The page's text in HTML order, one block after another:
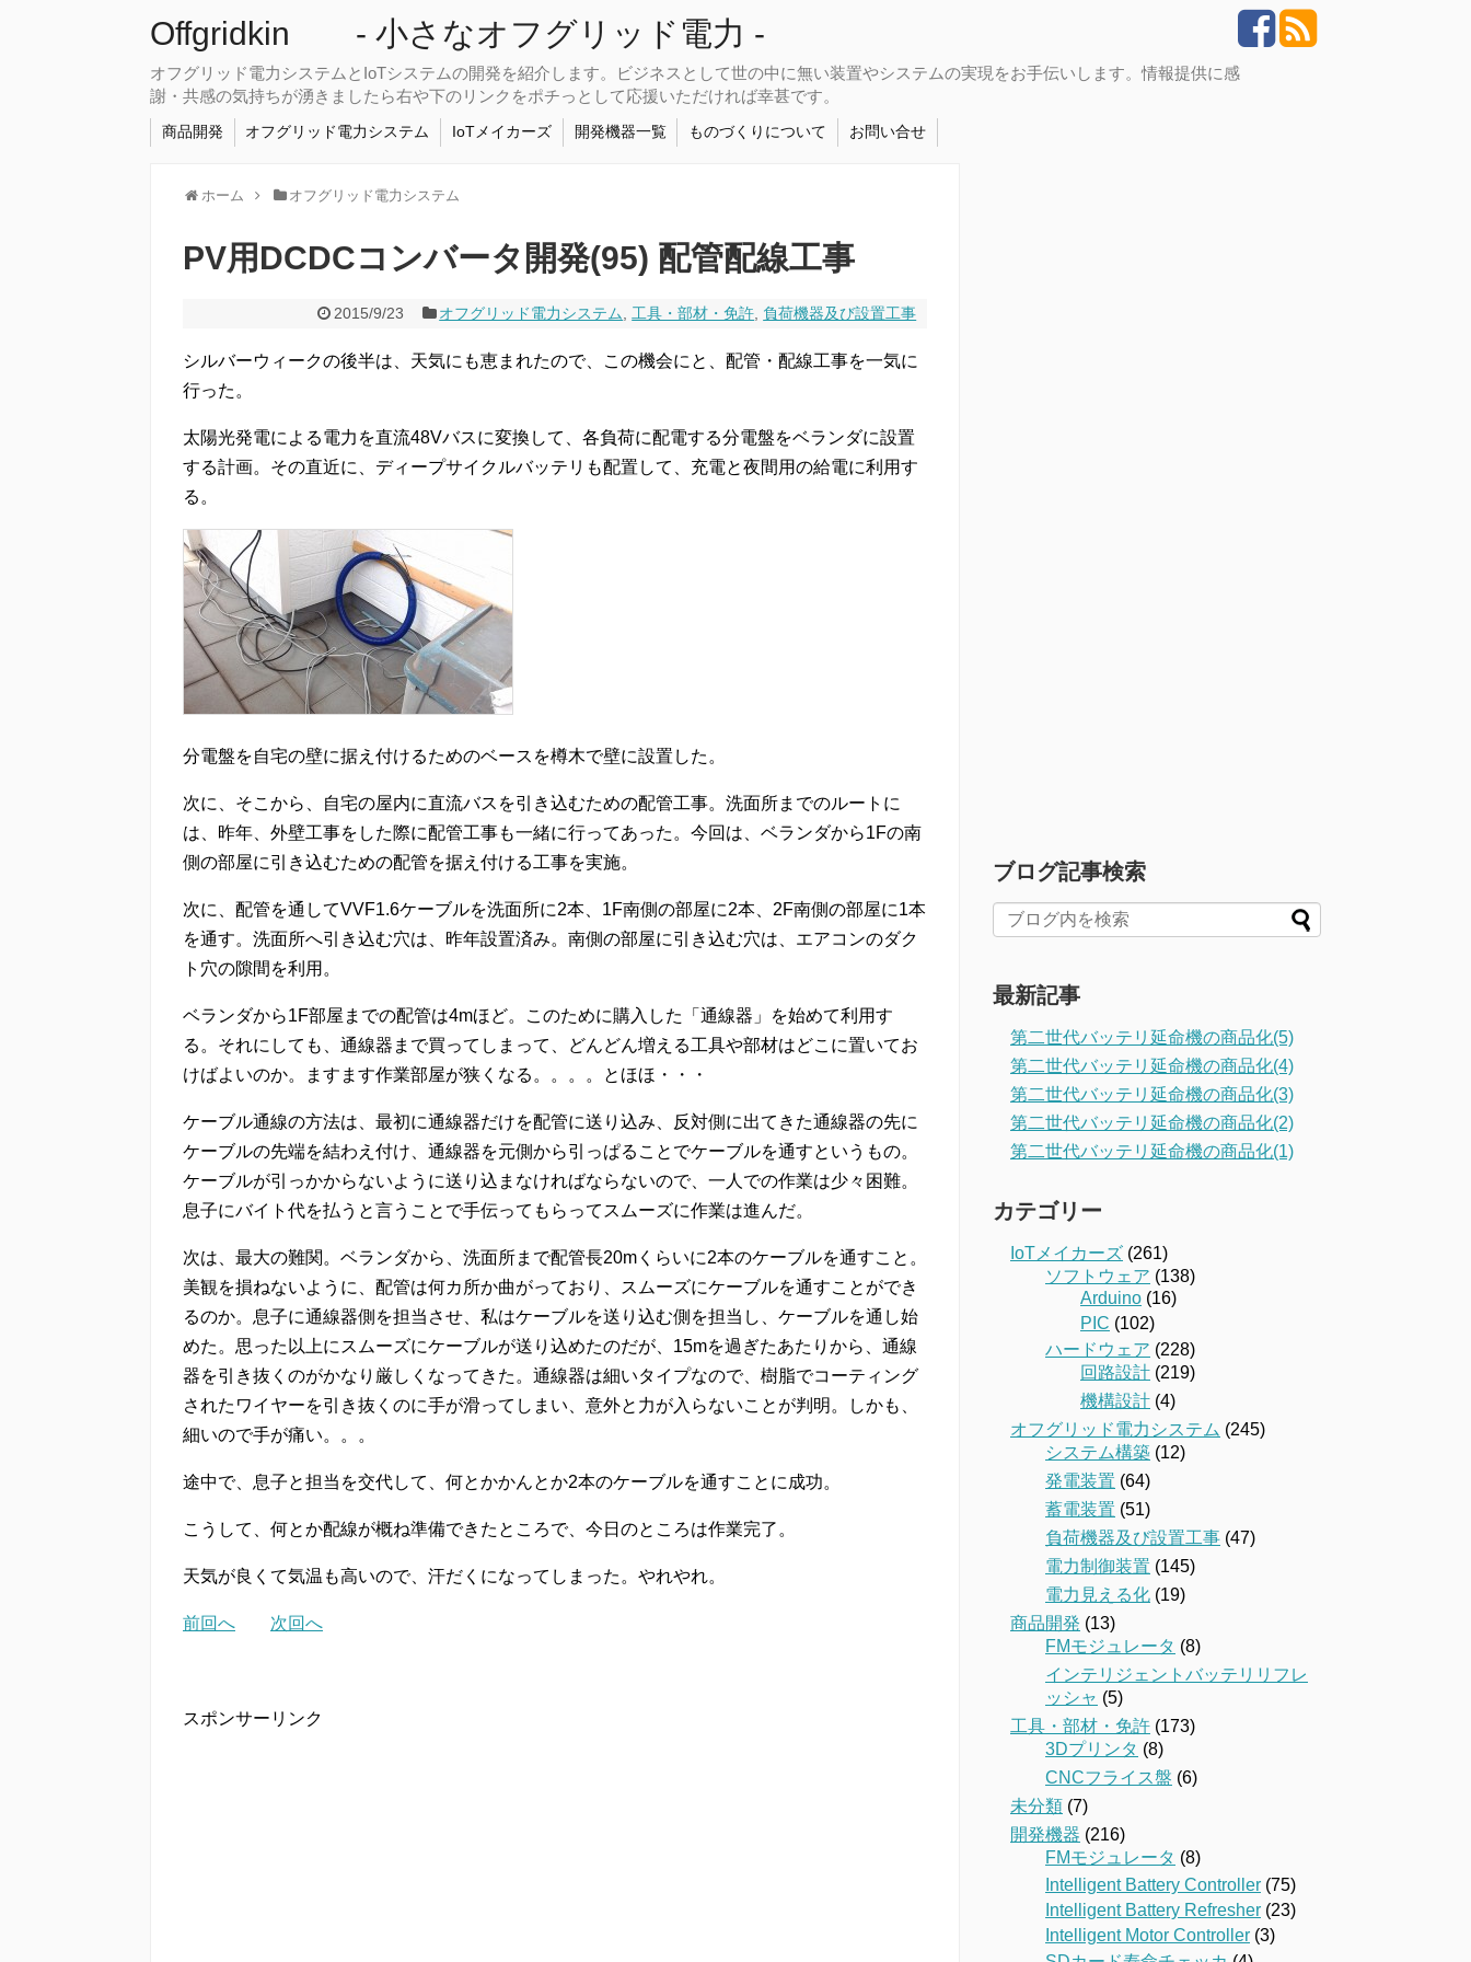
Offgridkin - 小さなオフグリッド電力 -
オフグリッド電力システムとIoTシステムの開発を紹介します。ビジネスとして世の中に無い装置やシステムの実現をお手伝いします。情報提供に感
謝・共感の気持ちが湧きましたら右や下のリンクをポチっとして応援いただければ幸甚です。
商品開発 オフグリッド電力システム IoTメイカーズ 開発機器一覧 ものづくりについて お問い合せ
ホーム オフグリッド電力システム
PV用DCDCコンバータ開発(95) 配管配線工事
2015/9/23 オフグリッド電力システム,工具・部材・免許, 負荷機器及び設置工事
シルバーウィークの後半は、天気にも恵まれたので、この機会にと、配管・配線工事を一気に
行った。
太陽光発電による電力を直流48Vバスに変換して、各負荷に配電する分電盤をベランダに設置
する計画。その直近に、ディープサイクルバッテリも配置して、充電と夜間用の給電に利用す
る。
分電盤を自宅の壁に据え付けるためのベースを樽木で壁に設置した。
次に、そこから、自宅の屋内に直流バスを引き込むための配管工事。洗面所までのルートに
は、昨年、外壁工事をした際に配管工事も一緒に行ってあった。今回は、ベランダから1Fの南
側の部屋に引き込むための配管を据え付ける工事を実施。
次に、配管を通してVVF1.6ケーブルを洗面所に2本、1F南側の部屋に2本、2F南側の部屋に1本
を通す。洗面所へ引き込む穴は、昨年設置済み。南側の部屋に引き込む穴は、エアコンのダク
ト穴の隙間を利用。
ベランダから1F部屋までの配管は4mほど。このために購入した「通線器」を始めて利用す
る。それにしても、通線器まで買ってしまって、どんどん増える工具や部材はどこに置いてお
けばよいのか。ますます作業部屋が狭くなる。。。。とほほ・・・
ケーブル通線の方法は、最初に通線器だけを配管に送り込み、反対側に出てきた通線器の先に
ケーブルの先端を結わえ付け、通線器を元側から引っぱることでケーブルを通すというもの。
ケーブルが引っかからないように送り込まなければならないので、一人での作業は少々困難。
息子にバイト代を払うと言うことで手伝ってもらってスムーズに作業は進んだ。
次は、最大の難関。ベランダから、洗面所まで配管長20mくらいに2本のケーブルを通すこと。
美観を損ねないように、配管は何カ所か曲がっており、スムーズにケーブルを通すことができ
るのか。息子に通線器側を担当させ、私はケーブルを送り込む側を担当し、ケーブルを通し始
めた。思った以上にスムーズにケーブルが送り込めたのだが、15mを過ぎたあたりから、通線
器を引き抜くのがかなり厳しくなってきた。通線器は細いタイプなので、樹脂でコーティング
されたワイヤーを引き抜くのに手が滑ってしまい、意外と力が入らないことが判明。しかも、
細いので手が痛い。。。
途中で、息子と担当を交代して、何とかかんとか2本のケーブルを通すことに成功。
こうして、何とか配線が概ね準備できたところで、今日のところは作業完了。
天気が良くて気温も高いので、汗だくになってしまった。やれやれ。
前回へ 次回へ
スポンサーリンク
ブログ記事検索
最新記事
第二世代バッテリ延命機の商品化(5)
第二世代バッテリ延命機の商品化(4)
第二世代バッテリ延命機の商品化(3)
第二世代バッテリ延命機の商品化(2)
第二世代バッテリ延命機の商品化(1)
カテゴリー
IoTメイカーズ (261)
ソフトウェア (138)
Arduino (16)
PIC (102)
ハードウェア (228)
回路設計 (219)
機構設計 (4)
オフグリッド電力システム (245)
システム構築 (12)
発電装置 (64)
蓄電装置 (51)
負荷機器及び設置工事 (47)
電力制御装置 (145)
電力見える化 (19)
商品開発 (13)
FMモジュレータ (8)
インテリジェントバッテリリフレ
ッシャ (5)
工具・部材・免許 (173)
3Dプリンタ (8)
CNCフライス盤 (6)
未分類 (7)
開発機器 (216)
FMモジュレータ (8)
Intelligent Battery Controller (75)
Intelligent Battery Refresher (23)
Intelligent Motor Controller (3)